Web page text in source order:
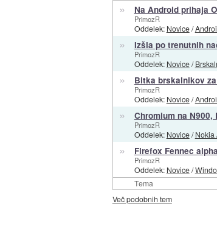
Tema
» Na Android prihaja
PrimozR
Oddelek: Novice/
» Izšla po trenutnih
PrimozR
Oddelek: Novice/
» Bitka brskalnikov
PrimozR
Oddelek: Novice/
» Chromium na N900,
PrimozR
Oddelek: Novice/Nokia
» Firefox Fennec
PrimozR
Oddelek: Novice/
Več podobnih tem